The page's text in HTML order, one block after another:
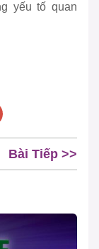
yếu tố quan
Bài Tiếp >>